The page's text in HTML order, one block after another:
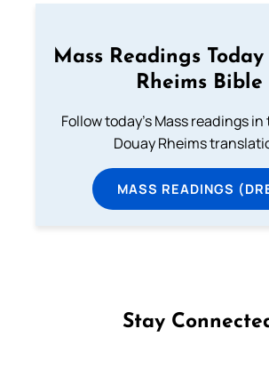
Mass Readings
Rheims Bible
Follow today's Mass readings
Douay Rheims
MASS READINGS
Stay